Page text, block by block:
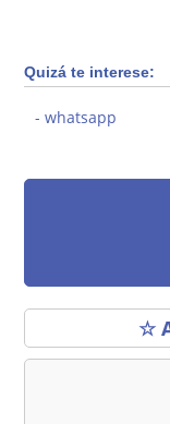
Quizá te interese:
whatsapp
☆